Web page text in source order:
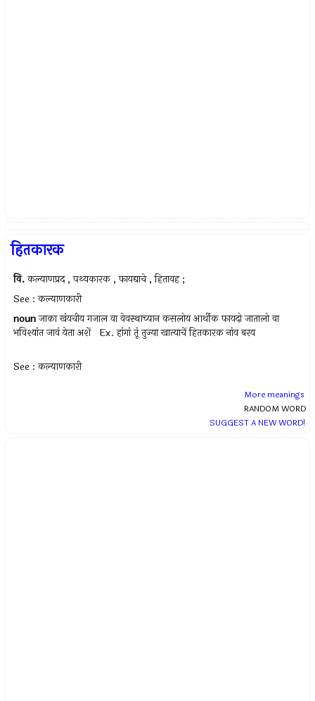
हितकारक
वि. कल्याणप्रद , पथ्यकारक , फायद्याचे , हितावह ;
See : कल्याणकारी
noun जाका खंयचीय गजाल वा वेवस्थाच्यान कसलोय आर्थीक फायदो जातालो वा
भविश्यांत जावं येता अशें Ex.हांगां तूं तुज्या खात्याचें हितकारक नांव बरय
See : कल्याणकारी
More meanings
RANDOM WORD
SUGGEST A NEW WORD!